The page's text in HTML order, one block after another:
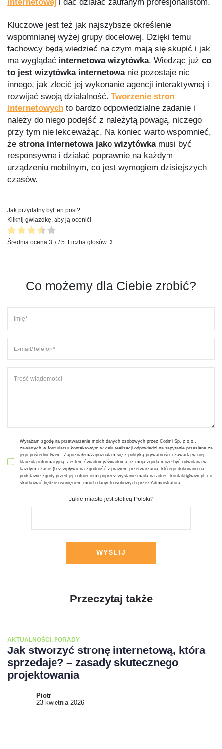
internetowej i dać działać zaufanym profesjonalistom.
Kluczowe jest też jak najszybsze określenie
wspomnianej wyżej grupy docelowej. Dzięki temu
fachowcy będą wiedzieć na czym mają się skupić i jak
ma wyglądać internetowa wizytówka. Wiedząc już co
to jest wizytówka internetowanie pozostaje nic
innego, jak zlecić jej wykonanie agencji interaktywnej i
rozwijać swoją działalność. Tworzenie stron
internetowych to bardzo odpowiedzialne zadanie i
należy do niego podejść z należytą powagą, niczego
przy tym nie lekceważąc. Na koniec warto wspomnieć,
że strona internetowa jako wizytówkamusi być
responsywna i działać poprawnie na każdym
urządzeniu mobilnym, co jest wymogiem dzisiejszych
czasów.
Jak przydatny był ten post?
Kliknij gwiazdkę, aby ją ocenić!
Średnia ocena 3.7 / 5. Liczba głosów: 3
Co możemy dla Ciebie zrobić?
Wyrażam zgodę na przetwarzanie moich danych osobowych przez Codmi Sp. z o.o.,
zawartych w formularzu kontaktowym w celu realizacji odpowiedzi na zapytanie przesłane za
jego pośrednictwem. Zapoznałem/zapoznałam się z polityką prywatności i zawartą w niej
klauzulą informacyjną. Jestem świadomy/świadoma, iż moja zgoda może być odwołana w
każdym czasie (bez wpływu na zgodność z prawem przetwarzania, którego dokonano na
podstawie zgody przed jej cofnięciem) poprzez wysłanie maila na adres: kontakt@wiwi.pl, co
skutkować będzie usunięciem moich danych osobowych przez Administratora.
Jakie miasto jest stolicą Polski?
Przeczytaj także
AKTUALNOŚCI , PORADY
Jak stworzyć stronę internetową, która
sprzedaje? – zasady skutecznego
projektowania
Piotr
23 kwietnia 2026